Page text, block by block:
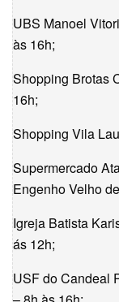
UBS Manoel
às 16h;
Shopping Brotas
16h;
Shopping Vila
Supermercado
Engenho Velho
Igreja Batista
ás 12h;
USF do Candeal